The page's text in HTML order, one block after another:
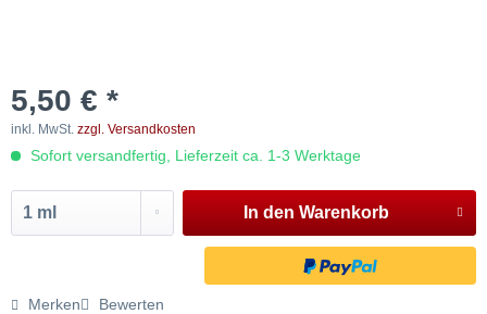
5,50 € *
inkl. MwSt. zzgl. Versandkosten
Sofort versandfertig, Lieferzeit ca. 1-3 Werktage
In den Warenkorb
Merken Bewerten